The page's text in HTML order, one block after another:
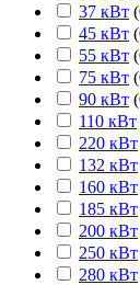
37 кВт (
45 кВт (
55 кВт (
75 кВт (
90 кВт (
110 кВт
220 кВт
132 кВт
160 кВт
185 кВт
200 кВт
250 кВт
280 кВт